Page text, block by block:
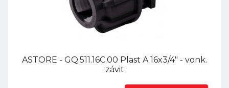
ASTORE - GQ.511.16C.00 Plast A 16x3/4" - vonk.
závit